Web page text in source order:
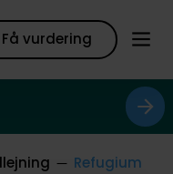
Få vurdering
Refugium